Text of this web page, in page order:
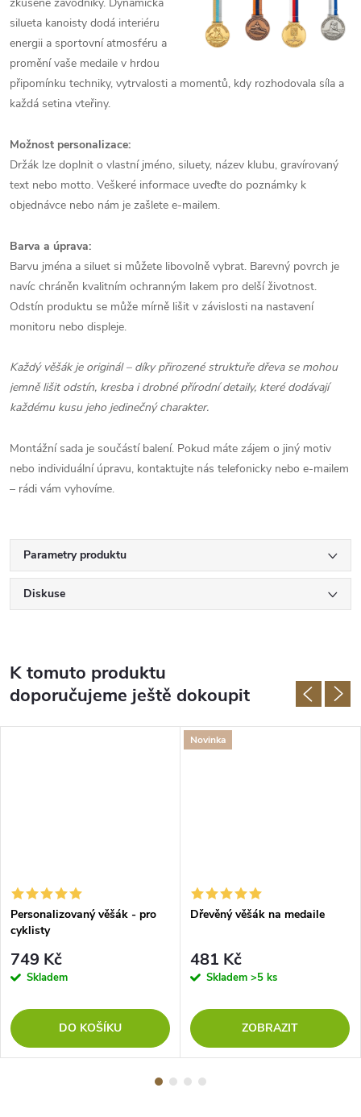
silueta kanoisty dodá interiéru
energii a sportovní atmosféru a
promění vaše medaile v hrdou
připomínku techniky, vytrvalosti a momentů, kdy rozhodovala síla a
každá setina vteřiny.
Možnost personalizace:
Držák lze doplnit o vlastní jméno, siluety, název klubu, gravírovaný
text nebo motto. Veškeré informace uveďte do poznámky k
objednávce nebo nám je zašlete e‑mailem.
Barva a úprava:
Barvu jména a siluet si můžete libovolně vybrat. Barevný povrch je
navíc chráněn kvalitním ochranným lakem pro delší životnost.
Odstín produktu se může mírně lišit v závislosti na nastavení
monitoru nebo displeje.
Každý věšák je originál – díky přirozené struktuře dřeva se mohou
jemně lišit odstín, kresba i drobné přírodní detaily, které dodávají
každému kusu jeho jedinečný charakter.
Montážní sada je součástí balení. Pokud máte zájem o jiný motiv
nebo individuální úpravu, kontaktujte nás telefonicky nebo e‑mailem
– rádi vám vyhovíme.
Parametry produktu
Diskuse
K tomuto produktu
doporučujeme ještě dokoupit
Personalizovaný věšák - pro
cyklisty
749 Kč
Skladem
DO KOŠÍKU
Novinka
Dřevěný věšák na medaile
481 Kč
Skladem >5 ks
ZOBRAZIT